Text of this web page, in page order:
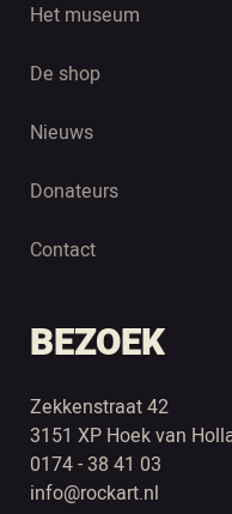
Het museum
De shop
Nieuws
Donateurs
Contact
BEZOEK
Zekkenstraat 42
3151 XP Hoek van
0174 - 38 41 03
info@rockart.nl